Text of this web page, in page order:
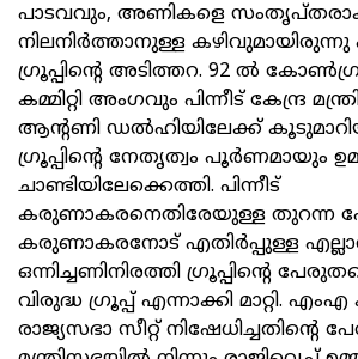
പാടവവും, അണികളെ
നിലനിര്‍ത്താനുള്ള
ഗ്രൂപ്പിന്റെ അടിത്തറ. 92 ല്‍
കമ്മിറ്റി അംഗവും പിന്നീട് കേന്ദ്ര
ആന്റണി ഡല്‍ഹിയിലേക്ക്
ഗ്രൂപ്പിന്റെ നേതൃത്വം പൂര്‍ണമായും
ചാണ്ടിയിലേക്കെത്തി. പിന്നീട്
കരുണാകരനെതിരേയുള്ള തുറന്ന
കരുണാകരനോട് എതിര്‍പ്പുള്ള
ഒന്നിച്ചണിനിരത്തി ഗ്രൂപ്പിന്റെ
വിരുദ്ധ ഗ്രൂപ്പ് എന്നാക്കി മാറ്റി. എംഎ
രാജ്യസഭാ സീറ്റ് നിഷേധിച്ചതിന്റെ